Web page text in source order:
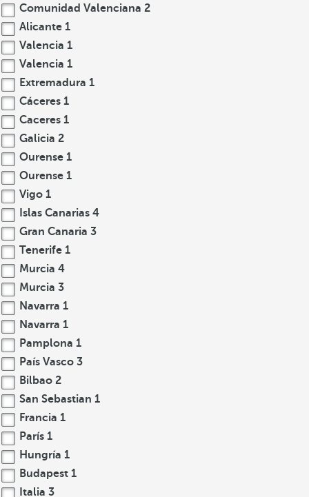
Comunidad Valenciana 2
Alicante 1
Valencia 1
Valencia 1
Extremadura 1
Cáceres 1
Caceres 1
Galicia 2
Ourense 1
Ourense 1
Vigo 1
Islas Canarias 4
Gran Canaria 3
Tenerife 1
Murcia 4
Murcia 3
Navarra 1
Navarra 1
Pamplona 1
País Vasco 3
Bilbao 2
San Sebastian 1
Francia 1
París 1
Hungría 1
Budapest 1
Italia 3